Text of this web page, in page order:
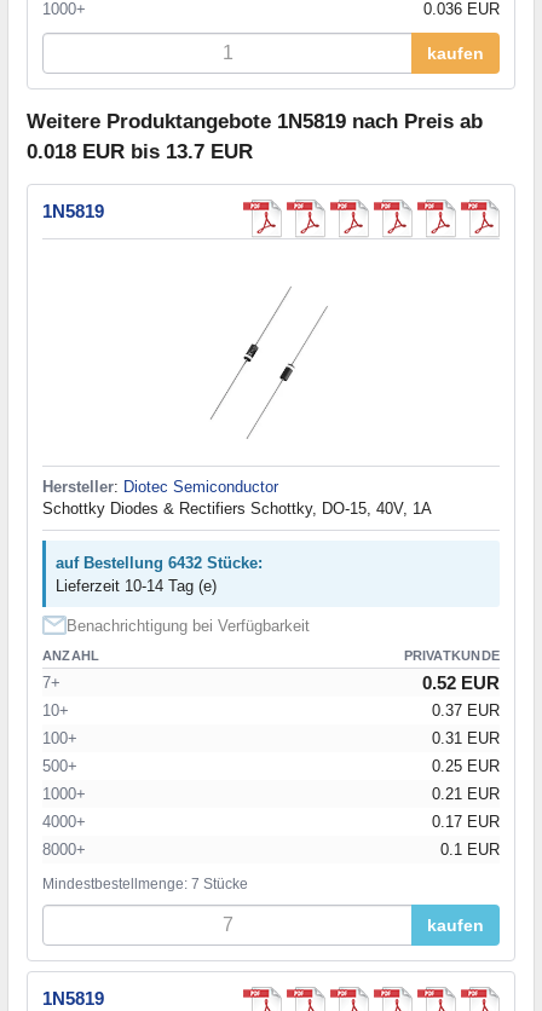
1000+
0.036 EUR
kaufen
Weitere Produktangebote 1N5819 nach Preis ab
0.018 EUR bis 13.7 EUR
1N5819
Hersteller: Diotec Semiconductor
Schottky Diodes & Rectifiers Schottky, DO-15, 40V, 1A
auf Bestellung 6432 Stücke:
Lieferzeit 10-14 Tag (e)
Benachrichtigung bei Verfügbarkeit
ANZAHL PRIVATKUNDE
7+ 0.52 EUR
10+
0.37 EUR
100+
0.31 EUR
500+
0.25 EUR
1000+
0.21 EUR
4000+
0.17 EUR
8000+
0.1 EUR
Mindestbestellmenge: 7 Stücke
kaufen
1N5819